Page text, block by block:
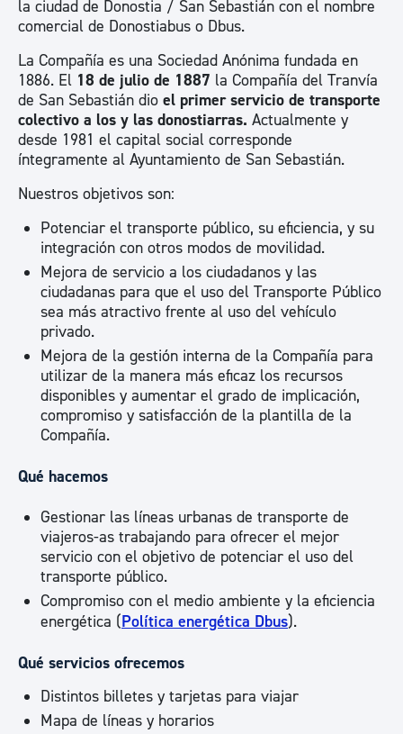
la ciudad de Donostia / San Sebastián con el nombre
comercial de Donostiabus o Dbus.
La Compañía es una Sociedad Anónima fundada en
1886. El 18 de julio de 1887 la Compañía del Tranvía
de San Sebastián dio el primer servicio de transporte
colectivo a los y las donostiarras. Actualmente y
desde 1981 el capital social corresponde
íntegramente al Ayuntamiento de San Sebastián.
Nuestros objetivos son:
Potenciar el transporte público, su eficiencia, y su
integración con otros modos de movilidad.
Mejora de servicio a los ciudadanos y las
ciudadanas para que el uso del Transporte Público
sea más atractivo frente al uso del vehículo
privado.
Mejora de la gestión interna de la Compañía para
utilizar de la manera más eficaz los recursos
disponibles y aumentar el grado de implicación,
compromiso y satisfacción de la plantilla de la
Compañía.
Qué hacemos
Gestionar las líneas urbanas de transporte de
viajeros-as trabajando para ofrecer el mejor
servicio con el objetivo de potenciar el uso del
transporte público.
Compromiso con el medio ambiente y la eficiencia
energética (Política energética Dbus).
Qué servicios ofrecemos
Distintos billetes y tarjetas para viajar
Mapa de líneas y horarios